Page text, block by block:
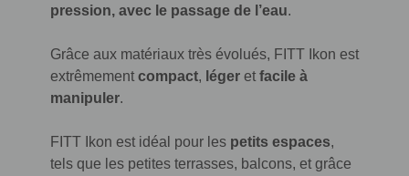
pression, avec le passage de l’eau.
Grâce aux matériaux très évolués, FITT Ikon est
extrêmement compact, léger et facile à
manipuler.
FITT Ikon est idéal pour les petits espaces,
tels que les petites terrasses, balcons, et grâce